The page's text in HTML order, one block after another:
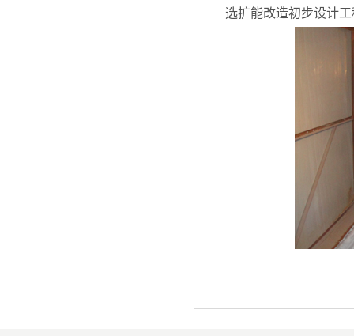
选扩能改造初步设计